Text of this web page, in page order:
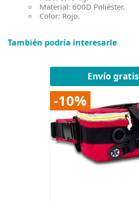
Material: 600D Poliéster.
Color: Rojo.
También podría interesarle
Envío gratis
-10%